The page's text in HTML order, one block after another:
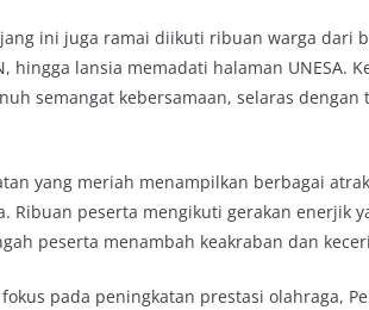
ini juga ramai diikuti ribuan warga dari
hingga lansia memadati halaman UNESA.
semangat kebersamaan, selaras
yang meriah menampilkan berbagai
Ribuan peserta mengikuti gerakan enerjik
peserta menambah keakraban dan
pada peningkatan prestasi olahraga,